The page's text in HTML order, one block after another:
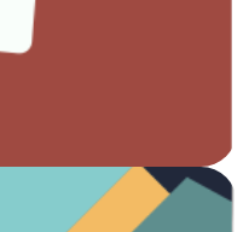
trabajo con madera.